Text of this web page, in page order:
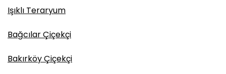
Işıklı Teraryum
Bağcılar Çiçekçi
Bakırköy Çiçekçi